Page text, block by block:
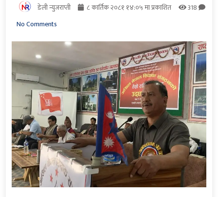
डेली न्युजराप्ती ८ कार्तिक २०८१ १४:०५ मा प्रकाशित
318
No Comments